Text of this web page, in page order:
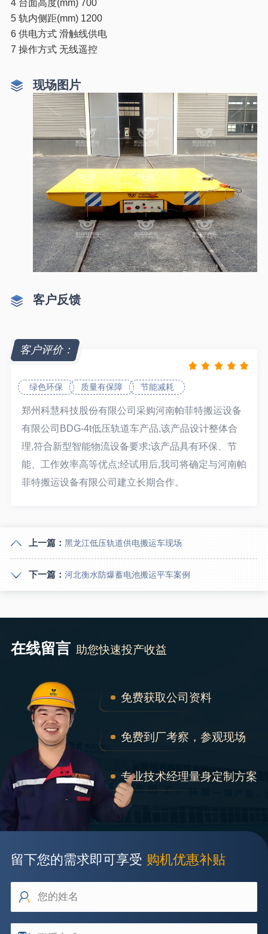
4 台面高度(mm) 700
5 轨内侧距(mm) 1200
6 供电方式 滑触线供电
7 操作方式 无线遥控
现场图片
客户反馈
客户评价：
绿色环保 质量有保障 节能减耗
郑州科慧科技股份有限公司采购河南帕菲特搬运设备
有限公司BDG-4t低压轨道车产品,该产品设计整体合
理,符合新型智能物流设备要求;该产品具有环保、节
能、工作效率高等优点;经试用后,我司将确定与河南帕
菲特搬运设备有限公司建立长期合作。
上一篇： 黑龙江低压轨道供电搬运车现场
下一篇： 河北衡水防爆蓄电池搬运平车案例
在线留言 助您快速投产收益
免费获取公司资料
免费到厂考察，参观现场
专业技术经理量身定制方案
留下您的需求即可享受 购机优惠补贴